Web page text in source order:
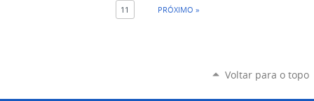
11 PRÓXIMO »
Voltar para o topo